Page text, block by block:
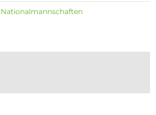
Nationalmannschaften